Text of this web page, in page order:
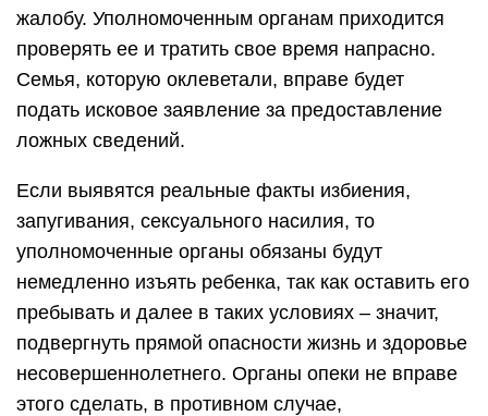
жалобу. Уполномоченным органам приходится
проверять ее и тратить свое время напрасно.
Семья, которую оклеветали, вправе будет
подать исковое заявление за предоставление
ложных сведений.
Если выявятся реальные факты избиения,
запугивания, сексуального насилия, то
уполномоченные органы обязаны будут
немедленно изъять ребенка, так как оставить его
пребывать и далее в таких условиях – значит,
подвергнуть прямой опасности жизнь и здоровье
несовершеннолетнего. Органы опеки не вправе
этого сделать, в противном случае,